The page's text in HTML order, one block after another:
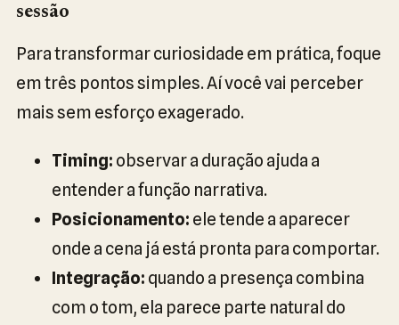
sessão
Para transformar curiosidade em prática, foque
em três pontos simples. Aí você vai perceber
mais sem esforço exagerado.
Timing: observar a duração ajuda a
entender a função narrativa.
Posicionamento: ele tende a aparecer
onde a cena já está pronta para comportar.
Integração: quando a presença combina
com o tom, ela parece parte natural do